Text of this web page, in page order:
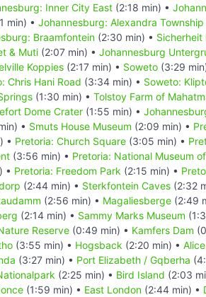
Inner City East (2:18 min) •
min) • Johannesburg: Alexandra Township
Braamfontein (2:30 min) • Sicherheit
& Muti (2:07 min) • Johannesburg
Koppies (2:17 min) • Soweto (3:29
Chris Hani Road (3:34 min) • Soweto:
(1:30 min) • Tolstoy Farm of
Dome Crater (1:55 min) •
• Smuts House Museum (2:09 min) •
• Pretoria: Church Square (3:05 min) •
(3:56 min) • Pretoria: National Museum
• Pretoria: Freedom Park (2:15 min) •
(2:44 min) • Sterkfontein Caves (2:32
(2:56 min) • Magaliesberge (2:49
(2:14 min) • Sammy Marks Museum
Reserve (0:49 min) • Kamfers Dam
(3:55 min) • Hogsback (2:20 min) •
(3:27 min) • Port Elizabeth / Gqberha
(2:25 min) • Bird Island (2:03
(1:59 min) • East London (2:44 min) •